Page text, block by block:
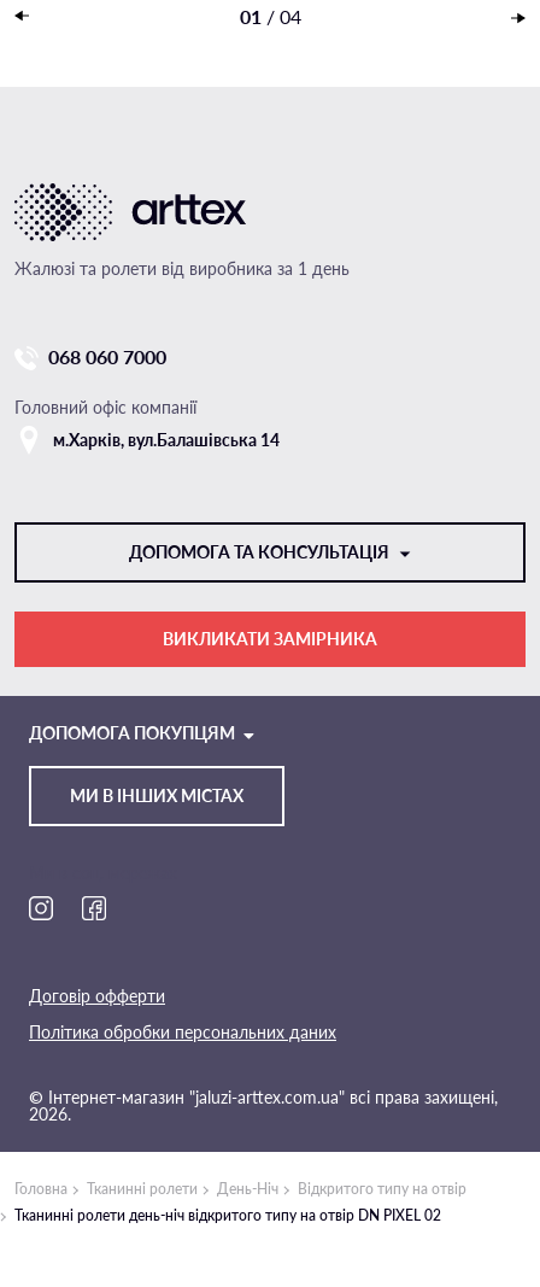
01 / 04
Жалюзі та ролети від виробника за 1 день
068 060 7000
Головний офіс компанії
м.Харкiв, вул.Балашівська 14
ДОПОМОГА ТА КОНСУЛЬТАЦІЯ
TELEGRAM
ВИКЛИКАТИ ЗАМІРНИКА
МИ В ІНШИХ МІСТАХ
ДОПОМОГА ПОКУПЦЯМ
© Інтернет-магазин "jaluzi-arttex.com.ua" всі права захищені,
2026.
Договір офферти
Політика обробки персональних даних
Головна Тканинні ролети День-Ніч
Відкритого типу на отвір
Тканинні ролети день-ніч відкритого типу на отвір DN PIXEL 02